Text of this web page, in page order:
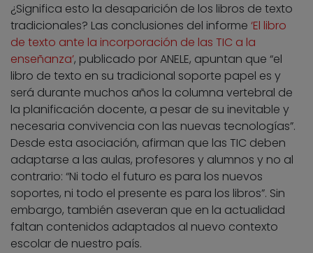
¿Significa esto la desaparición de los libros de texto
tradicionales? Las conclusiones del informe ‘El libro
de texto ante la incorporación de las TIC a la
enseñanza’, publicado por ANELE, apuntan que “el
libro de texto en su tradicional soporte papel es y
será durante muchos años la columna vertebral de
la planificación docente, a pesar de su inevitable y
necesaria convivencia con las nuevas tecnologías”.
Desde esta asociación, afirman que las TIC deben
adaptarse a las aulas, profesores y alumnos y no al
contrario: “Ni todo el futuro es para los nuevos
soportes, ni todo el presente es para los libros”. Sin
embargo, también aseveran que en la actualidad
faltan contenidos adaptados al nuevo contexto
escolar de nuestro país.